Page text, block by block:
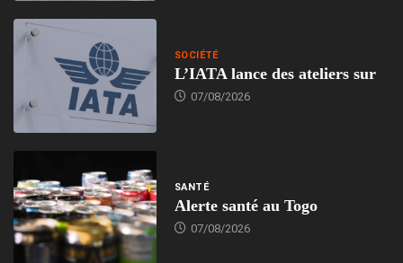
SOCIÉTÉ
L’IATA lance des ateliers sur
07/08/2026
SANTÉ
Alerte santé au Togo
07/08/2026